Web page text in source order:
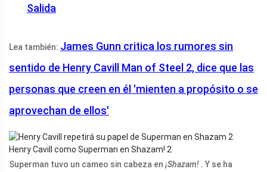
Salida
Lea también: James Gunn critica los rumores sin
sentido de Henry Cavill Man of Steel 2, dice que las
personas que creen en él 'mienten a propósito o se
aprovechan de ellos'
Henry Cavill como Superman en Shazam! 2
Superman tuvo un cameo sin cabeza en ¡Shazam! . Y se ha